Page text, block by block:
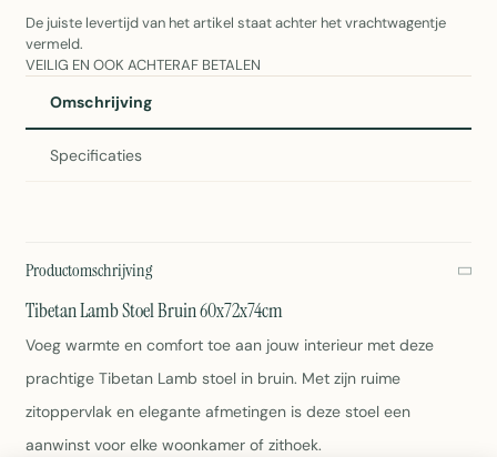
De juiste levertijd van het artikel staat achter het vrachtwagentje
vermeld.
VEILIG EN OOK ACHTERAF BETALEN
Omschrijving
Specificaties
Productomschrijving
Tibetan Lamb Stoel Bruin 60x72x74cm
Voeg warmte en comfort toe aan jouw interieur met deze
prachtige Tibetan Lamb stoel in bruin. Met zijn ruime
zitoppervlak en elegante afmetingen is deze stoel een
aanwinst voor elke woonkamer of zithoek.